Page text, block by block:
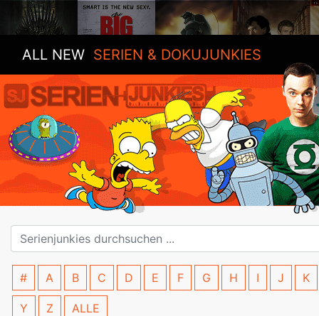
ALL NEW SERIEN & DOKUJUNKIES
# A B C D E F G H I J K
Y Z ALLE